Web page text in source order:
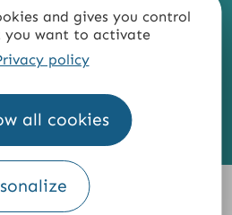
and gives you control
you want to activate
policy
all cookies
NOUS ?